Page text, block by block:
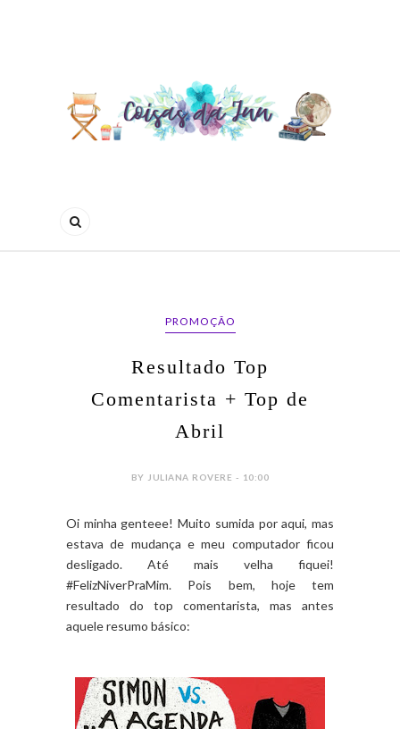
PROMOÇÃO
Resultado Top
Comentarista + Top de
Abril
BY JULIANA ROVERE - 10:00
Oi minha genteee! Muito sumida por aqui, mas
estava de mudança e meu computador ficou
desligado. Até mais velha fiquei!
#FelizNiverPraMim. Pois bem, hoje tem
resultado do top comentarista, mas antes
aquele resumo básico: